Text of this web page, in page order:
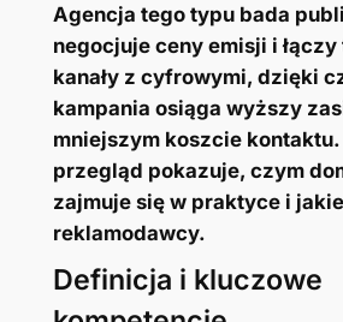
Agencja tego typu bada
negocjuje ceny emisji i
kanały z cyfrowymi, dzięki
kampania osiąga wyższy
mniejszym koszcie
przegląd pokazuje, czym
zajmuje się w praktyce i
reklamodawcy.
Definicja i kluczowe